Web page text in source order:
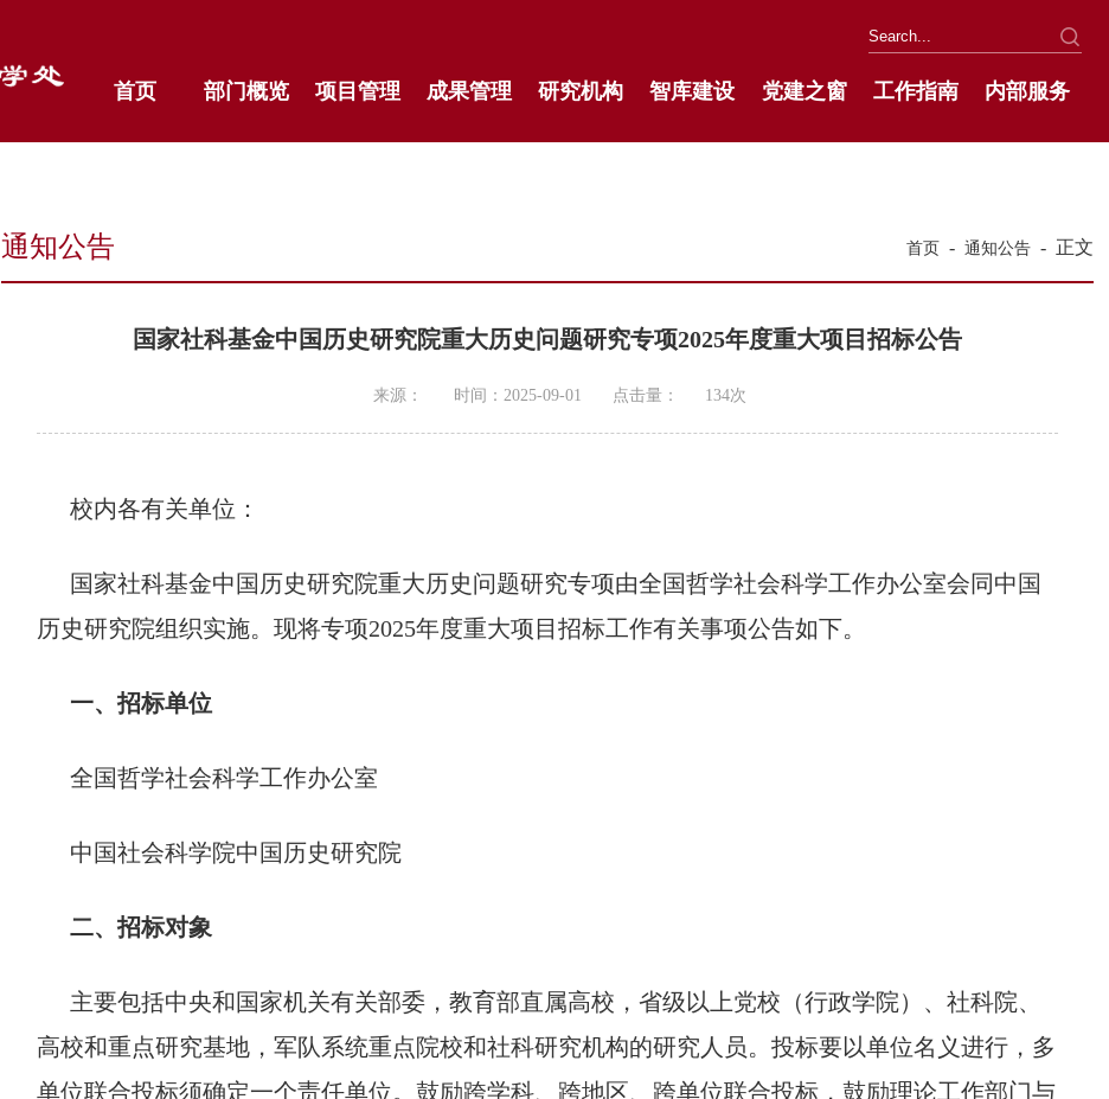
首页 部门概览 项目管理 成果管理 研究机构 智库建设 党建之窗 工作指南 内部服务
通知公告 首页 - 通知公告 - 正文
国家社科基金中国历史研究院重大历史问题研究专项2025年度重大项目招标公告
来源： 时间：2025-09-01 点击量： 134次
校内各有关单位：
国家社科基金中国历史研究院重大历史问题研究专项由全国哲学社会科学工作办公室会同中国
历史研究院组织实施。现将专项2025年度重大项目招标工作有关事项公告如下。
一、招标单位
全国哲学社会科学工作办公室
中国社会科学院中国历史研究院
二、招标对象
主要包括中央和国家机关有关部委，教育部直属高校，省级以上党校（行政学院）、社科院、
高校和重点研究基地，军队系统重点院校和社科研究机构的研究人员。投标要以单位名义进行，多
单位联合投标须确定一个责任单位。鼓励跨学科、跨地区、跨单位联合投标，鼓励理论工作部门与